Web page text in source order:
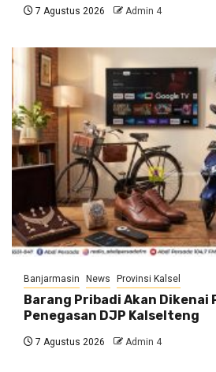
7 Agustus 2026 Admin 4
Banjarmasin News Provinsi Kalsel
Barang Pribadi Akan Dikenai
Penegasan DJP Kalselteng
7 Agustus 2026 Admin 4